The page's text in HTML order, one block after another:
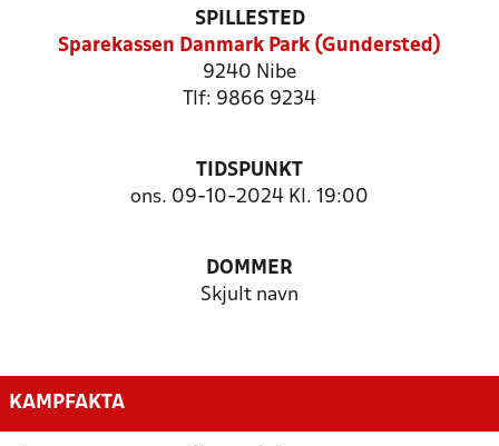
SPILLESTED
Sparekassen Danmark Park (Gundersted)
9240 Nibe
Tlf: 9866 9234
TIDSPUNKT
ons. 09-10-2024 Kl. 19:00
DOMMER
Skjult navn
KAMPFAKTA